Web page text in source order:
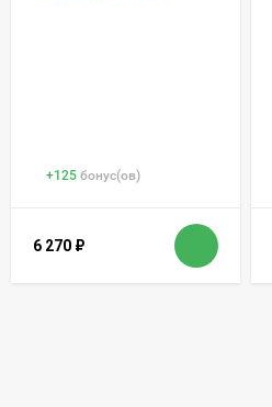
+125 бонус(ов)
6 270 ₽